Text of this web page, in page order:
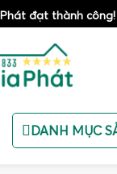
đạt thành công!
DANH MỤC